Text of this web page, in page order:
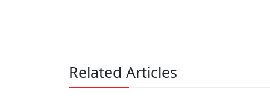
Related Articles